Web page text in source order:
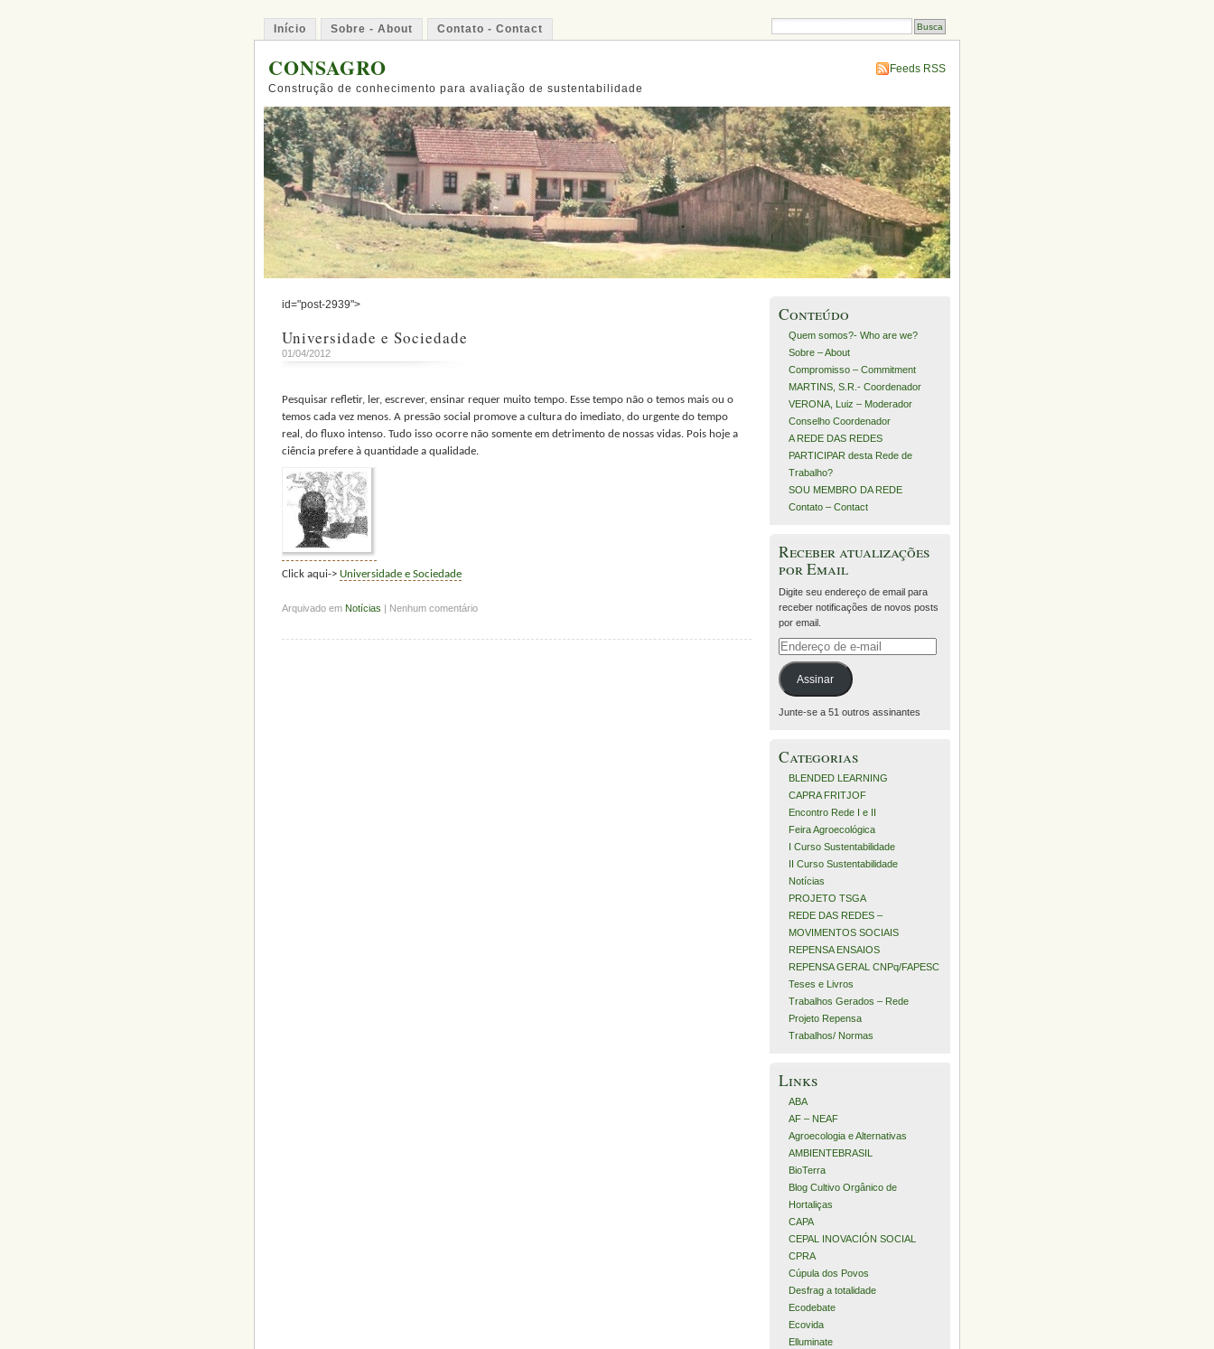
Início Sobre - About Contato - Contact
CONSAGRO
Construção de conhecimento para avaliação de sustentabilidade
Feeds RSS
id="post-2939">
Universidade e Sociedade
01/04/2012
Pesquisar refletir, ler, escrever, ensinar requer muito tempo. Esse tempo não o temos mais ou o
temos cada vez menos. A pressão social promove a cultura do imediato, do urgente do tempo
real, do fluxo intenso. Tudo isso ocorre não somente em detrimento de nossas vidas. Pois hoje a
ciência prefere à quantidade a qualidade.
Click aqui-> Universidade e Sociedade
Arquivado em Notícias | Nenhum comentário
Conteúdo
Quem somos?- Who are we?
Sobre – About
Compromisso – Commitment
MARTINS, S.R.- Coordenador
VERONA, Luiz – Moderador
Conselho Coordenador
A REDE DAS REDES
PARTICIPAR desta Rede de
Trabalho?
SOU MEMBRO DA REDE
Contato – Contact
Receber atualizações
por Email
Digite seu endereço de email para
receber notificações de novos posts
por email.
Endereço
e-
mail
Assinar
Junte-se a 51 outros assinantes
Categorias
BLENDED LEARNING
CAPRA FRITJOF
Encontro Rede I e II
Feira Agroecológica
I Curso Sustentabilidade
II Curso Sustentabilidade
Notícias
PROJETO TSGA
REDE DAS REDES –
MOVIMENTOS SOCIAIS
REPENSA ENSAIOS
REPENSA GERAL CNPq/FAPESC
Teses e Livros
Trabalhos Gerados – Rede
Projeto Repensa
Trabalhos/ Normas
Links
ABA
AF – NEAF
Agroecologia e Alternativas
AMBIENTEBRASIL
BioTerra
Blog Cultivo Orgânico de
Hortaliças
CAPA
CEPAL INOVACIÓN SOCIAL
CPRA
Cúpula dos Povos
Desfrag a totalidade
Ecodebate
Ecovida
Elluminate